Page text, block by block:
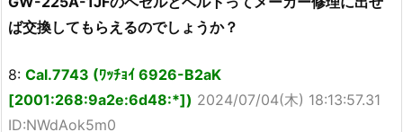
ば交換してもらえるのでしょうか？
8: Cal.7743 (ﾜｯﾁｮｲ 6926-B2aK
[2001:268:9a2e:6d48:*]) 2024/07/04(木) 18:13:57.31
ID:NWdAok5m0